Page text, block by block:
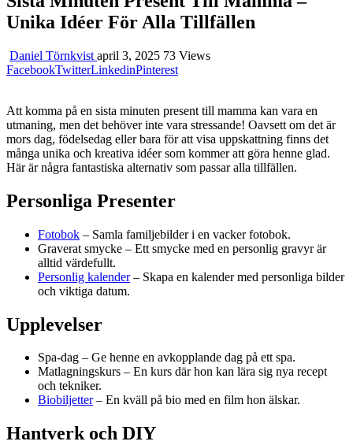
Unika Idéer För Alla Tillfällen
Daniel Törnkvist april 3, 2025 73 Views
FacebookTwitterLinkedinPinterest
Att komma på en sista minuten present till mamma kan vara en
utmaning, men det behöver inte vara stressande! Oavsett om det är
mors dag, födelsedag eller bara för att visa uppskattning finns det
många unika och kreativa idéer som kommer att göra henne glad.
Här är några fantastiska alternativ som passar alla tillfällen.
Personliga Presenter
Fotobok – Samla familjebilder i en vacker fotobok.
Graverat smycke – Ett smycke med en personlig gravyr är
alltid värdefullt.
Personlig kalender– Skapa en kalender med personliga bilder
och viktiga datum.
Upplevelser
Spa-dag – Ge henne en avkopplande dag på ett spa.
Matlagningskurs – En kurs där hon kan lära sig nya recept
och tekniker.
Biobiljetter– En kväll på bio med en film hon älskar.
Hantverk och DIY